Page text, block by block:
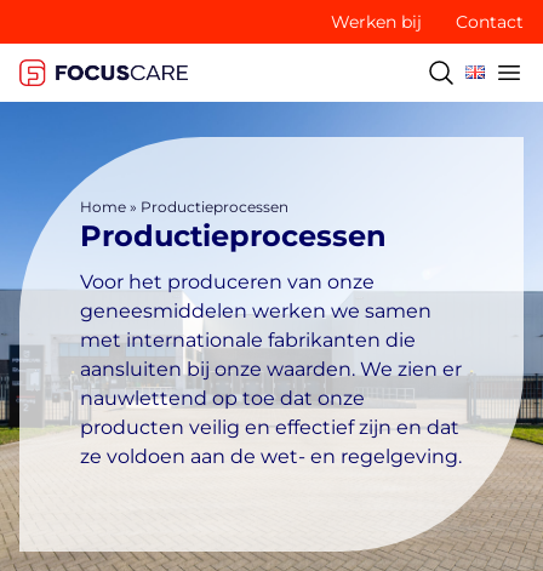
Werken bij Contact
Home » Productieprocessen
Productieprocessen
Voor het produceren van onze
geneesmiddelen werken we samen
met internationale fabrikanten die
aansluiten bij onze waarden. We zien er
nauwlettend op toe dat onze
producten veilig en effectief zijn en dat
ze voldoen aan de wet- en regelgeving.